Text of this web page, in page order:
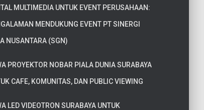
MULTIMEDIA UNTUK EVENT PERUSAHAAN:
MENDUKUNG EVENT PT SINERGI
NUSANTARA (SGN)
PROYEKTOR NOBAR PIALA DUNIA SURABAYA
CAFE, KOMUNITAS, DAN PUBLIC VIEWING
LED VIDEOTRON SURABAYA UNTUK